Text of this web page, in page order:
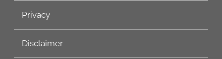
Privacy
Disclaimer